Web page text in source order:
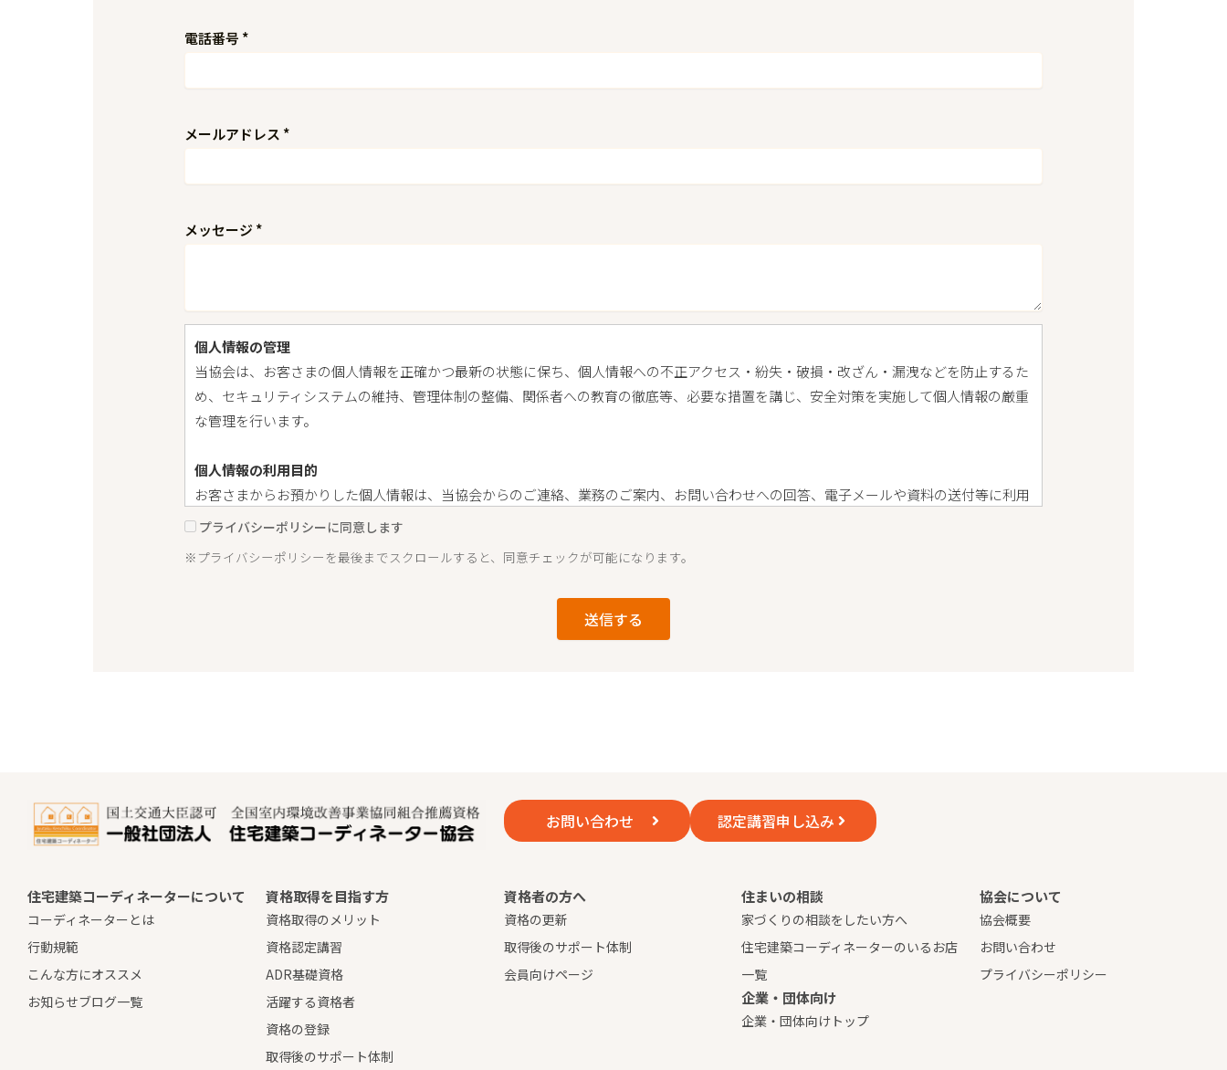
電話番号 *
メールアドレス *
メッセージ *
個人情報の管理
当協会は、お客さまの個人情報を正確かつ最新の状態に保ち、個人情報への不正アクセス・紛失・破損・改ざん・漏洩などを防止するた
め、セキュリティシステムの維持、管理体制の整備、関係者への教育の徹底等、必要な措置を講じ、安全対策を実施して個人情報の厳重
な管理を行います。
個人情報の利用目的
お客さまからお預かりした個人情報は、当協会からのご連絡、業務のご案内、お問い合わせへの回答、電子メールや資料の送付等に利用
します。
個人情報の第三者への開示・提供の禁止
ご本人からの照会
お客さまが、ご本人の個人情報の照会、修正、削除等を希望される場合は、ご本人であることを確認したうえで、適切に対応します。
法令・規範の遵守と見直し
当協会は、保有する個人情報に関して適用される日本の法令およびその他の規範を遵守するとともに、本ポリシーの内容を適宜見直し、
改善に努めます。
当協会の個人情報の取り扱いに関するお問い合わせは、下記までご連絡ください。
団体名：住宅建築コーディネーター協会
プライバシーポリシーに同意します
※プライバシーポリシーを最後までスクロールすると、同意チェックが可能になります。
送信する
お問い合わせ 認定講習申し込み
住宅建築コーディネーターについて
コーディネーターとは
行動規範
こんな方にオススメ
お知らせブログ一覧
資格取得を目指す方
資格取得のメリット
資格認定講習
ADR基礎資格
活躍する資格者
資格の登録
取得後のサポート体制
資格者の方へ
資格の更新
取得後のサポート体制
会員向けページ
住まいの相談
家づくりの相談をしたい方へ
住宅建築コーディネーターのいるお店
一覧
企業・団体向け
企業・団体向けトップ
協会について
協会概要
お問い合わせ
プライバシーポリシー